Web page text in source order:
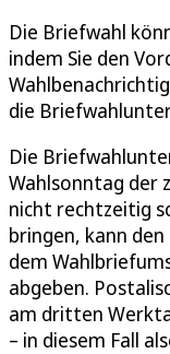
Die Briefwahl
indem Sie den
die
Die
Wahlsonntag der
nicht rechtzeitig
bringen, kann
dem
abgeben.
am dritten
– in diesem Fall